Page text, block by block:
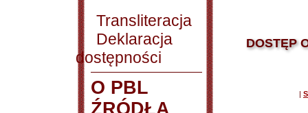
Transliteracja
Deklaracja
dostępności
O PBL
ŹRÓDŁA
DOSTĘP
|